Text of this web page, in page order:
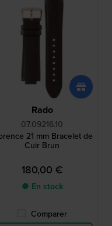
Rado
07.09216.10
21 mm Bracelet de
Cuir Brun
180,00 €
● En stock
Comparer